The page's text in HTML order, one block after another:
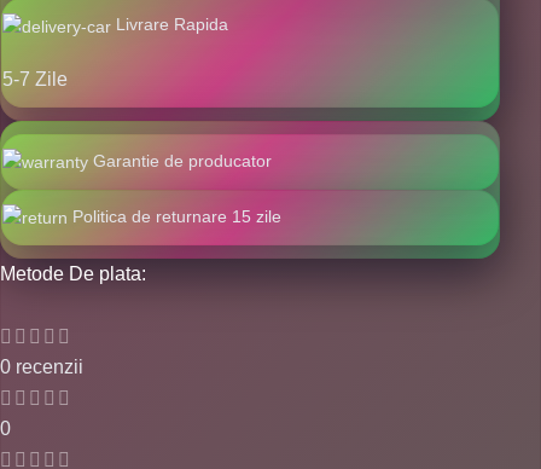
Livrare Rapida
5-7 Zile
Garantie de producator
Politica de returnare 15 zile
Metode De plata:
0 recenzii
0